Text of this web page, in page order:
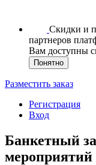
Скидки и
партнеров
Вам доступны
Понятно
Разместить заказ
Регистрация
Вход
Банкетный
мероприятий